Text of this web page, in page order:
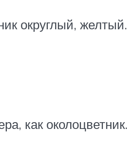
округлый, желтый.
как околоцветник.